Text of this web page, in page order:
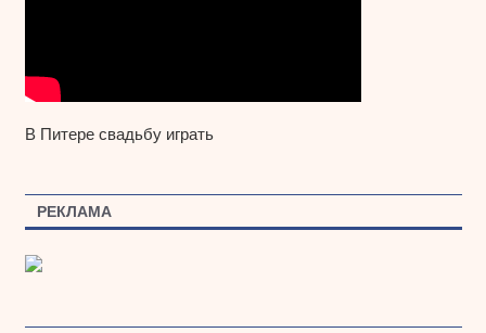
В Питере свадьбу играть
РЕКЛАМА